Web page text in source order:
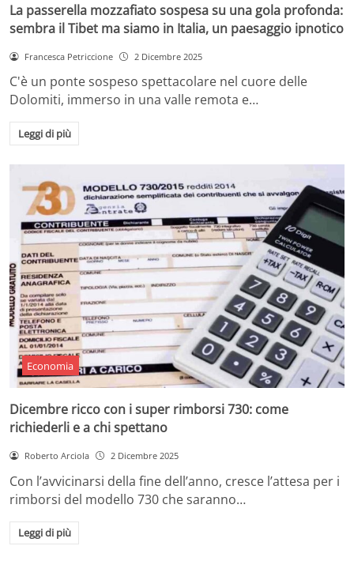
La passerella mozzafiato sospesa su una gola profonda:
sembra il Tibet ma siamo in Italia, un paesaggio ipnotico
Francesca Petriccione 2 Dicembre 2025
C'è un ponte sospeso spettacolare nel cuore delle
Dolomiti, immerso in una valle remota e…
Leggi di più
Economia
Dicembre ricco con i super rimborsi 730: come
richiederli e a chi spettano
Roberto Arciola 2 Dicembre 2025
Con l’avvicinarsi della fine dell’anno, cresce l’attesa per i
rimborsi del modello 730 che saranno…
Leggi di più